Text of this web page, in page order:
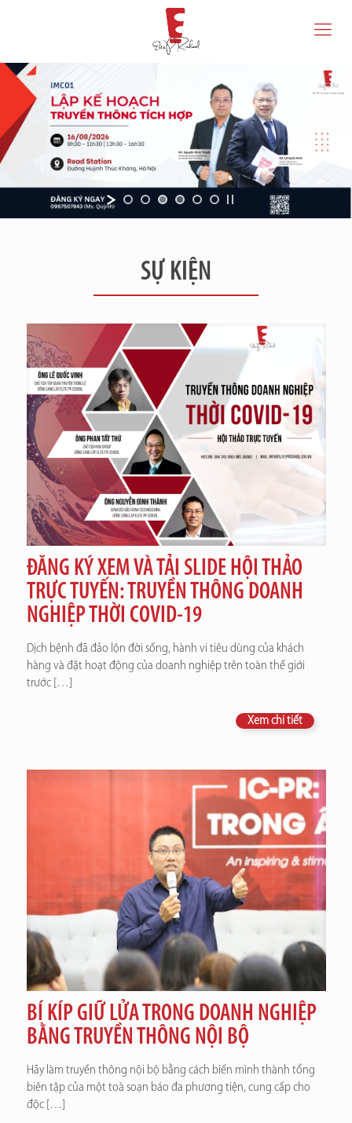
SỰ KIỆN
ĐĂNG KÝ XEM VÀ TẢI SLIDE HỘI THẢO
TRỰC TUYẾN: TRUYỀN THÔNG DOANH
NGHIỆP THỜI COVID-19
Dịch bệnh đã đảo lộn đời sống, hành vi tiêu dùng của khách
hàng và đặt hoạt động của doanh nghiệp trên toàn thế giới
trước[…]
Xem chi tiết
BÍ KÍP GIỮ LỬA TRONG DOANH NGHIỆP
BẰNG TRUYỀN THÔNG NỘI BỘ
Hãy làm truyền thông nội bộ bằng cách biến mình thành tổng
biên tập của một toà soạn báo đa phương tiện, cung cấp cho
độc[…]